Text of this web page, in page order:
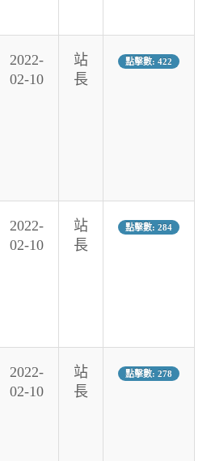
2022-
02-10
站
長
點擊數: 422
2022-
02-10
站
長
點擊數: 284
2022-
02-10
站
長
點擊數: 278